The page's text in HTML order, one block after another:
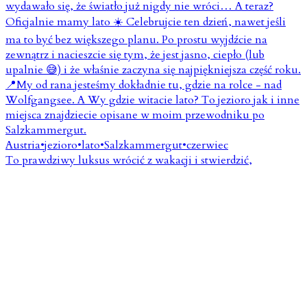
To prawdziwy luksus wrócić z wakacji i stwierdzić,